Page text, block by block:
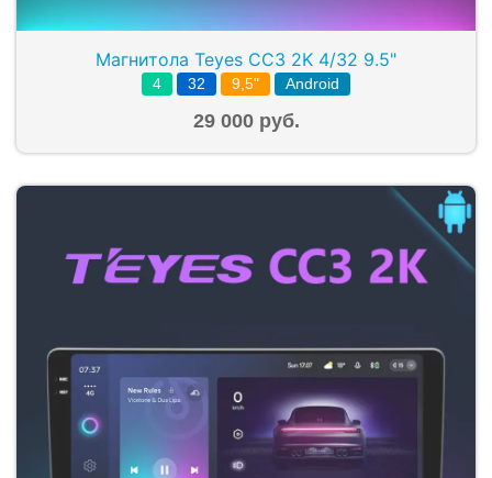
Магнитола Teyes CC3 2K 4/32 9.5"
4 32 9,5" Android
29 000 руб.